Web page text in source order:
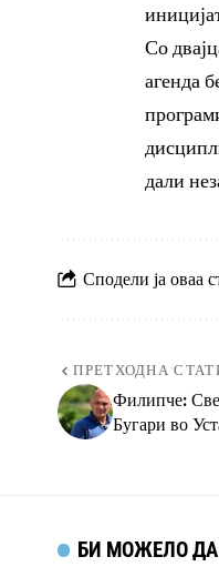
Со
агенда
дали
Сподели ја оваа
ПРЕТХОДНА
Филипче:
Бугари во
БИ МОЖЕЛО ДА